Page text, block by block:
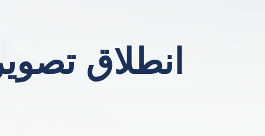
انطلاق تصوير المداح 6